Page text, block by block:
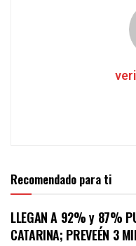
Recomendado para ti
LLEGAN A 92% y 87%
CATARINA; PREVEÉN 3